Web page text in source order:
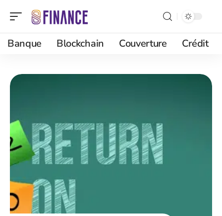
Banque Blockchain Couverture Crédit